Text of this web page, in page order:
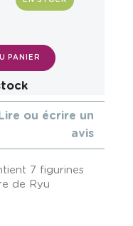
PANIER
Lire ou écrire un
avis
7 figurines
de Ryu